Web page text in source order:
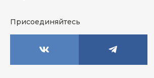
Присоединяйтесь